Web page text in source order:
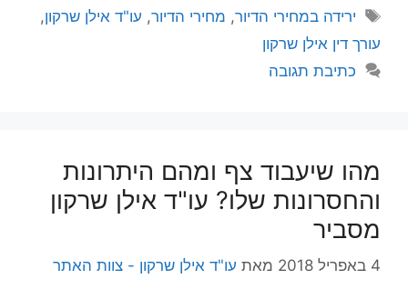
תגיות
ירידה במחירי הדיור, מחירי הדיור, עו"ד אילן שרקון,
עורך דין אילן שרקון
כתיבת תגובה
מהו שיעבוד צף ומהם היתרונות
והחסרונות שלו? עו"ד אילן שרקון
מסביר
4 באפריל 2018 מאת עו"ד אילן שרקון - צוות האתר